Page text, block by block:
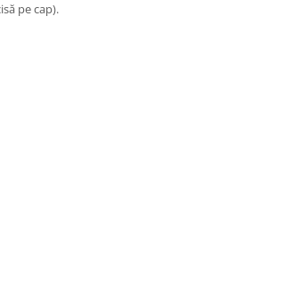
pe cap).